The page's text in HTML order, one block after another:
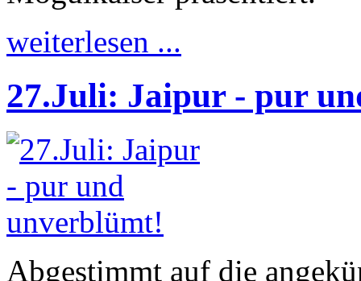
weiterlesen ...
27.Juli: Jaipur - pur
Abgestimmt auf die